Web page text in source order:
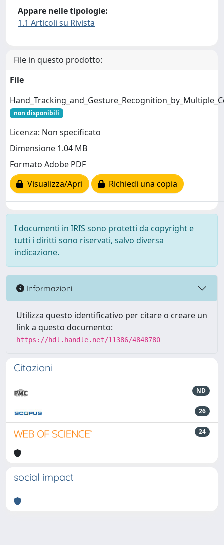
Appare nelle tipologie:
1.1 Articoli su Rivista
File in questo prodotto:
File
non disponibili
Licenza: Non specificato
Dimensione 1.04 MB
Formato Adobe PDF
Visualizza/Apri
Richiedi una copia
I documenti in IRIS sono protetti da copyright e
tutti i diritti sono riservati, salvo diversa
indicazione.
Informazioni
Utilizza questo identificativo per citare o creare un
link a questo documento:
https://hdl.handle.net/11386/4848780
Citazioni
ND
26
24
social impact